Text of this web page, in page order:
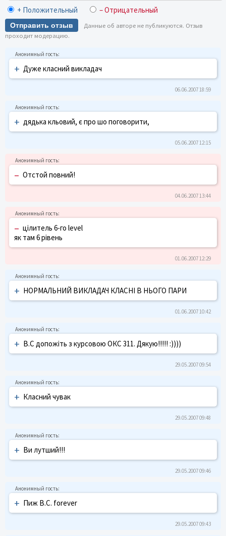
+ Положительный – Отрицательный
Отправить отзыв
Данные об авторе не публикуются. Отзыв
проходит модерацию.
+ Дуже класний викладач
06.06.2007 18:59
+ дядька кльовий, є про шо поговорити,
05.06.2007 12:15
– Отстой повний!
04.06.2007 13:44
– цілитель 6-го level
як там 6 рівень
01.06.2007 12:29
+ НОРМАЛЬНИЙ ВИКЛАДАЧ КЛАСНІ В НЬОГО ПАРИ
01.06.2007 10:42
+ В.С допожіть з курсовою ОКС 311. Дякую!!!!! :))))
29.05.2007 09:54
+ Класний чувак
29.05.2007 09:48
+ Ви лутший!!!
29.05.2007 09:46
+ Пиж В.С. forever
29.05.2007 09:43